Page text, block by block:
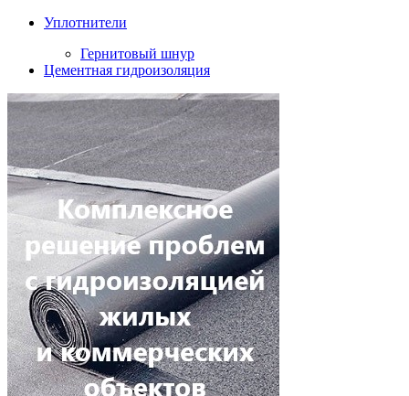
Уплотнители
Гернитовый шнур
Цементная гидроизоляция